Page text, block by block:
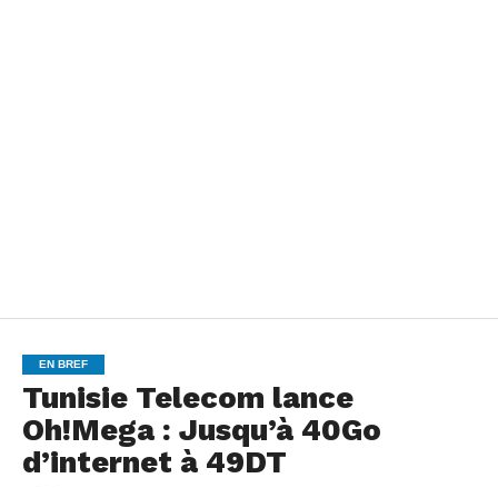
EN BREF
Tunisie Telecom lance
Oh!Mega : Jusqu’à 40Go
d’internet à 49DT